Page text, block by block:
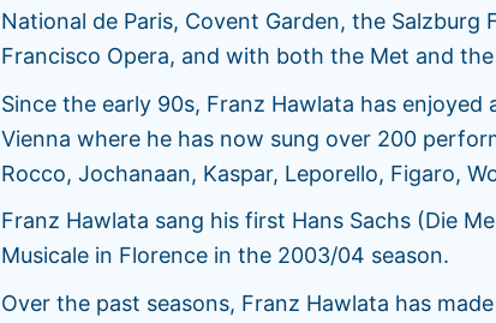
National de Paris, Covent Garden, the Salzburg
Francisco Opera, and with both the Met and
Since the early 90s, Franz Hawlata has
Vienna where he has now sung over 200
Rocco, Jochanaan, Kaspar, Leporello, Figaro,
Franz Hawlata sang his first Hans Sachs (Die
Musicale in Florence in the 2003/04 season.
Over the past seasons, Franz Hawlata has